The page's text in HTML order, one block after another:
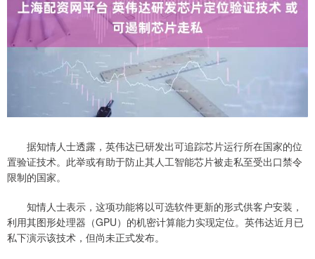
据知情人士透露，英伟达已研发出可追踪芯片运行所在国家的位
置验证技术。此举或有助于防止其人工智能芯片被走私至受出口禁令
限制的国家。
知情人士表示，这项功能将以可选软件更新的形式供客户安装，
利用其图形处理器（GPU）的机密计算能力实现定位。英伟达近月已
私下演示该技术，但尚未正式发布。